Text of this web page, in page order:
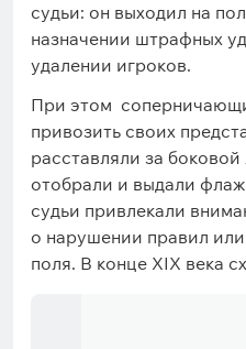
судьи: он выходил на
назначении штрафных
удалении игроков.
При этом
привозить своих
расставляли за
отобрали и выдали
судьи привлекали
о нарушении правил
поля. В конце XIX века